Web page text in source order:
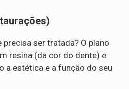
precisa ser tratada? O plano
resina (da cor do dente) e
a estética e a função do seu